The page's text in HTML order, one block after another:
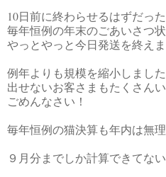
10日前に終わらせるはずだった
毎年恒例の年末のごあいさつ
やっとやっと今日発送を終えま
例年よりも規模を縮小しました
出せないお客さまもたくさんい
ごめんなさい！
毎年恒例の猫決算も年内は無理
９月分までしか計算できてない